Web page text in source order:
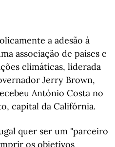
a adesão à
associação de países e
climáticas, liderada
Jerry Brown,
António Costa no
capital da Califórnia.
quer ser um "parceiro
os objetivos